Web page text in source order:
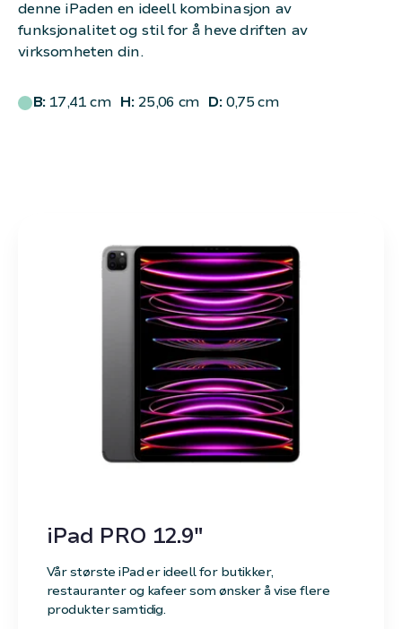
denne iPaden en ideell kombinasjon av
funksjonalitet og stil for å heve driften av
virksomheten din.
B:17,41 cm H:25,06 cm D:0,75 cm
iPad PRO 12.9"
Vår største iPad er ideell for butikker,
restauranter og kafeer som ønsker å vise flere
produkter samtidig.